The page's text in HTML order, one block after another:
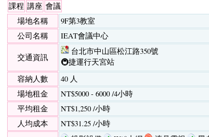
課程 講座 會議
場地名稱
9F第3教室
公司名稱
IEAT會議中心
交通資訊
台北市中山區松江路350號
🚇捷運行天宮站
容納人數
40 人
場地租金
NT$5000 - 6000 /4小時
平均租金
NT$1,250 /小時
人均成本
NT$31.25 /小時